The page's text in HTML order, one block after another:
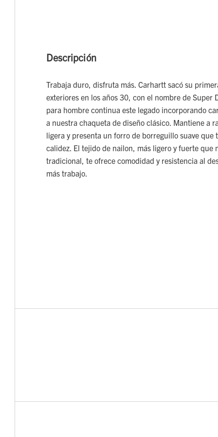
Descripción
Trabaja duro, disfruta más. Carhartt sacó su
exteriores en los años 30, con el nombre de Super
para hombre continua este legado incorporando
a nuestra chaqueta de diseño clásico. Mantiene a
ligera y presenta un forro de borreguillo suave que
calidez. El tejido de nailon, más ligero y fuerte que
tradicional, te ofrece comodidad y resistencia al
más trabajo.